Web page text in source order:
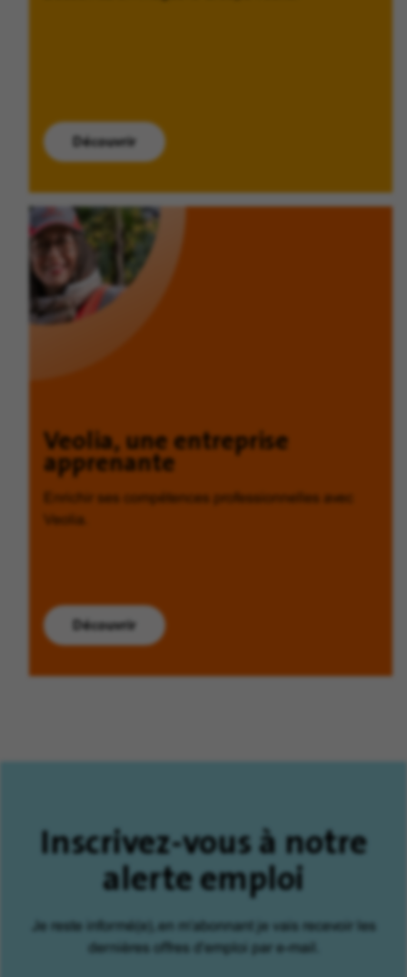
Découvrir
Veolia, une entreprise
apprenante
Enrichir ses compétences professionnelles avec
Veolia.
Découvrir
Inscrivez-vous à notre
alerte emploi
Je reste informé(e), en m'abonnant je vais recevoir les
dernières offres d'emploi par e-mail.